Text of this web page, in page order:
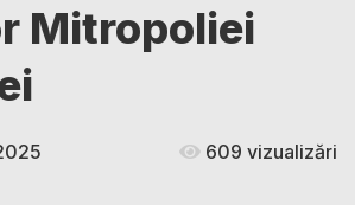
Mitropoliei
609 vizualizări